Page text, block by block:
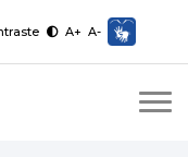
A+ A-